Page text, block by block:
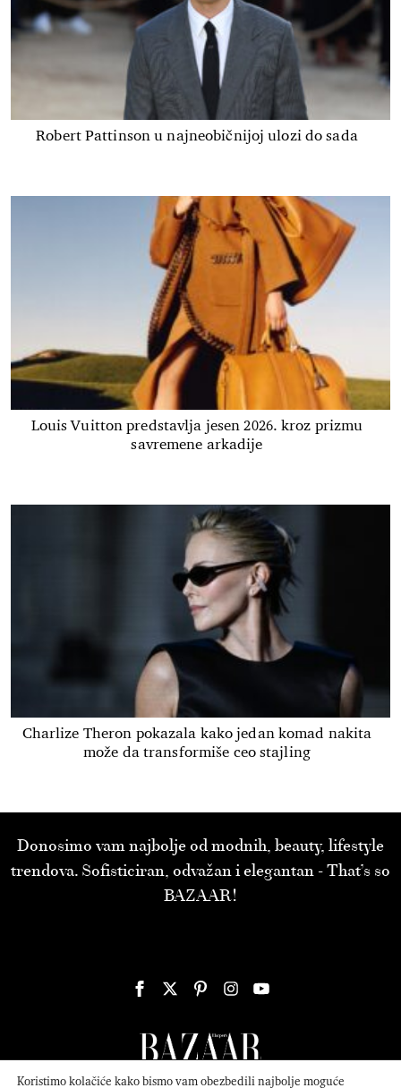
Robert Pattinson u najneobičnijoj ulozi do sada
Louis Vuitton predstavlja jesen 2026. kroz prizmu
savremene arkadije
Charlize Theron pokazala kako jedan komad nakita
može da transformiše ceo stajling
Donosimo vam najbolje od modnih, beauty, lifestyle
trendova. Sofisticiran, odvažan i elegantan - That’s so
BAZAAR!
Koristimo kolačiće kako bismo vam obezbedili najbolje moguće